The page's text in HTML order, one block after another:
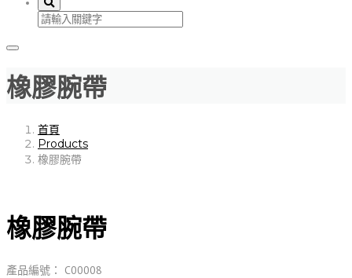
橡膠腕帶
首頁
Products
橡膠腕帶
橡膠腕帶
產品編號： C00008